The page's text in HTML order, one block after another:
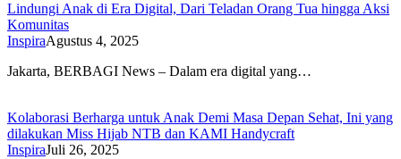
Lindungi Anak di Era Digital, Dari Teladan Orang Tua hingga Aksi
Komunitas
InspiraAgustus 4, 2025
Jakarta, BERBAGI News – Dalam era digital yang…
Kolaborasi Berharga untuk Anak Demi Masa Depan Sehat, Ini yang
dilakukan Miss Hijab NTB dan KAMI Handycraft
InspiraJuli 26, 2025